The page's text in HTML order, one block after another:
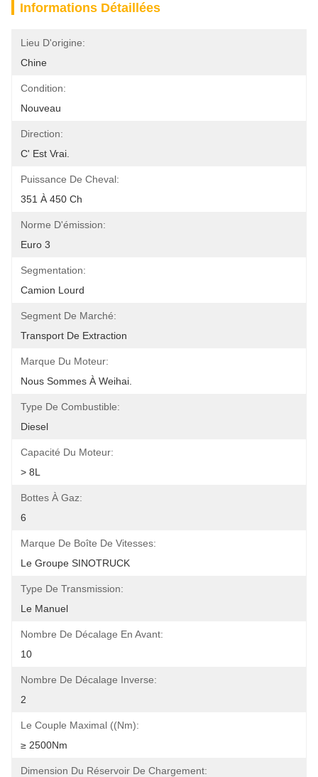
Informations Détaillées
Lieu D'origine:
Chine
Condition:
Nouveau
Direction:
C' Est Vrai.
Puissance De Cheval:
351 À 450 Ch
Norme D'émission:
Euro 3
Segmentation:
Camion Lourd
Segment De Marché:
Transport De Extraction
Marque Du Moteur:
Nous Sommes À Weihai.
Type De Combustible:
Diesel
Capacité Du Moteur:
> 8L
Bottes À Gaz:
6
Marque De Boîte De Vitesses:
Le Groupe SINOTRUCK
Type De Transmission:
Le Manuel
Nombre De Décalage En Avant:
10
Nombre De Décalage Inverse:
2
Le Couple Maximal ((Nm):
≥ 2500Nm
Dimension Du Réservoir De Chargement: